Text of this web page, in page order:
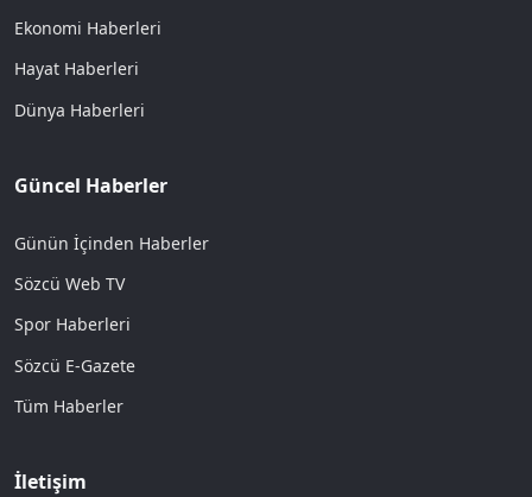
Ekonomi Haberleri
Hayat Haberleri
Dünya Haberleri
Güncel Haberler
Günün İçinden Haberler
Sözcü Web TV
Spor Haberleri
Sözcü E-Gazete
Tüm Haberler
İletişim